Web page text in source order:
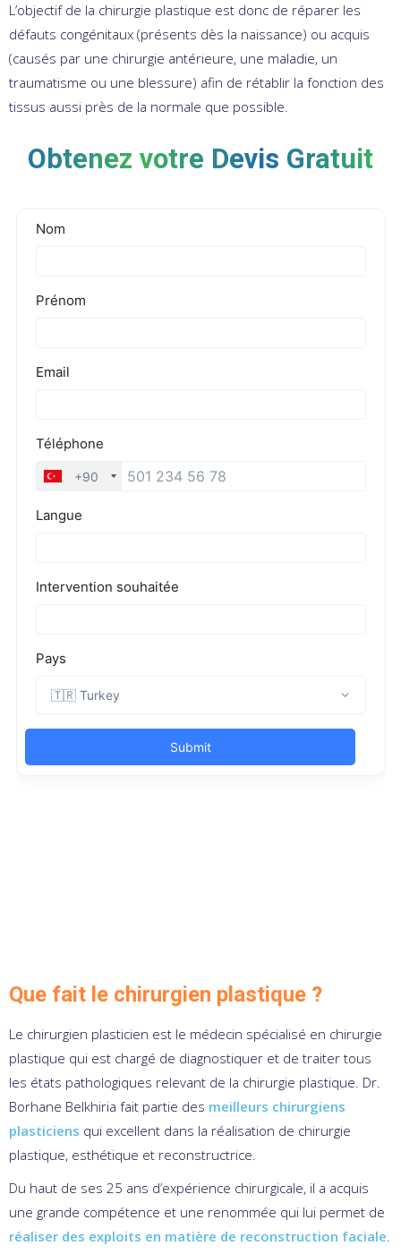
L’objectif de la chirurgie plastique est donc de réparer les
défauts congénitaux (présents dès la naissance) ou acquis
(causés par une chirurgie antérieure, une maladie, un
traumatisme ou une blessure) afin de rétablir la fonction des
tissus aussi près de la normale que possible.
Obtenez votre Devis Gratuit
Que fait le chirurgien plastique ?
Le chirurgien plasticien est le médecin spécialisé en chirurgie
plastique qui est chargé de diagnostiquer et de traiter tous
les états pathologiques relevant de la chirurgie plastique. Dr.
Borhane Belkhiria fait partie des meilleurs chirurgiens
plasticiens qui excellent dans la réalisation de chirurgie
plastique, esthétique et reconstructrice.
Du haut de ses 25 ans d’expérience chirurgicale, il a acquis
une grande compétence et une renommée qui lui permet de
réaliser des exploits en matière de reconstruction faciale.